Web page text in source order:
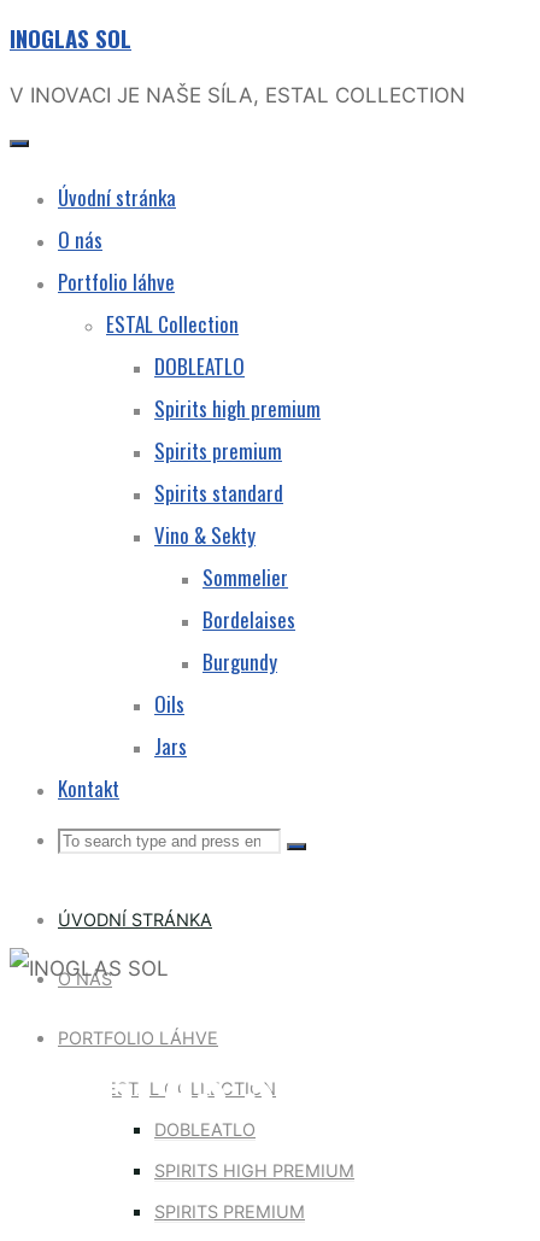
Skip
INOGLAS SOL
V INOVACI JE NAŠE SÍLA, ESTAL COLLECTION
Úvodní stránka
O nás
Portfolio láhve
ESTAL Collection
DOBLEATLO
Spirits high premium
Spirits premium
Spirits standard
Vino & Sekty
Sommelier
Bordelaises
Burgundy
Oils
Jars
Kontakt
Search
Search
Search
ÚVODNÍ STRÁNKA
O NÁS
PORTFOLIO LÁHVE
ESTAL COLLECTION
DOBLEATLO
SPIRITS HIGH PREMIUM
SPIRITS PREMIUM
INOGLAS SOL